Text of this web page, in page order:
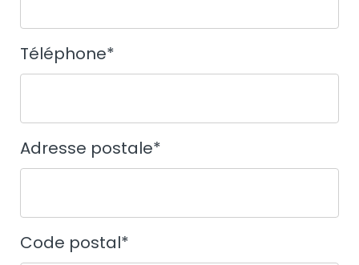
Téléphone*
Adresse postale*
Code postal*